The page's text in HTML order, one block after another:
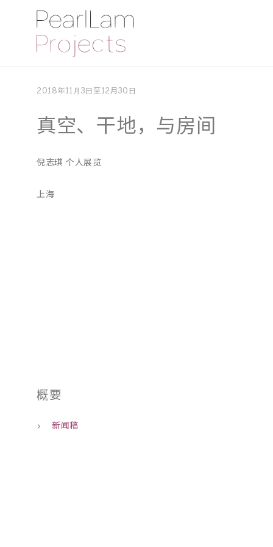
2018年11⽉3日至12月30日
真空、干地，与房间
倪志琪 个人展览
上海
概要
新闻稿